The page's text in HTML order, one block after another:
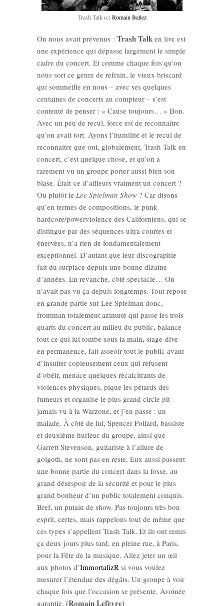
Trash Talk (c)Romain Ballez
On nous avait prévenus : Trash Talk en live est
une expérience qui dépasse largement le simple
cadre du concert. Et comme chaque fois qu’on
nous sort ce genre de refrain, le vieux briscard
qui sommeille en nous – avec ses quelques
centaines de concerts au compteur – s’est
contenté de penser : « Cause toujours… » Bon.
Avec un peu de recul, force est de reconnaître
qu’on avait tort. Ayons l’humilité et le recul de
reconnaitre que oui, globalement, Trash Talk en
concert, c’est quelque chose, et qu’on a
rarement vu un groupe porter aussi bien son
blase. Était-ce d’ailleurs vraiment un concert ?
Ou plutôt le Lee Spielman Show ? Car disons
qu’en termes de compositions, le punk
hardcore/powerviolence des Californiens, qui se
distingue par des séquences ultra courtes et
énervées, n’a rien de fondamentalement
exceptionnel. D’autant que leur discographie
fait du surplace depuis une bonne dizaine
d’années. En revanche, côté spectacle… On
n’avait pas vu ça depuis longtemps. Tout repose
en grande partie sur Lee Spielman donc,
frontman totalement azimuté qui passe les trois
quarts du concert au milieu du public, balance
tout ce qui lui tombe sous la main, stage-dive
en permanence, fait asseoir tout le public avant
d’insulter copieusement ceux qui refusent
d’obéir, menace quelques récalcitrants de
violences physiques, pique les pétards des
fumeurs et organise le plus grand circle pit
jamais vu à la Warzone, et j’en passe : un
malade. À côté de lui, Spencer Pollard, bassiste
et deuxième hurleur du groupe, ainsi que
Garrett Stevenson, guitariste à l’allure de
golgoth, ne sont pas en reste. Eux aussi passent
une bonne partie du concert dans la fosse, au
grand désespoir de la sécurité et pour le plus
grand bonheur d’un public totalement conquis.
Bref, un putain de show. Pas toujours très bon
esprit, certes, mais rappelons tout de même que
ces types s’appellent Trash Talk. Et ils ont remis
ça deux jours plus tard, en pleine rue, à Paris,
pour la Fête de la musique. Allez jeter un œil
aux photos d’ImmortalizR si vous voulez
mesurer l’étendue des dégâts. Un groupe à voir
chaque fois que l’occasion se présente. Avoinée
garantie. (Romain Lefèvre)